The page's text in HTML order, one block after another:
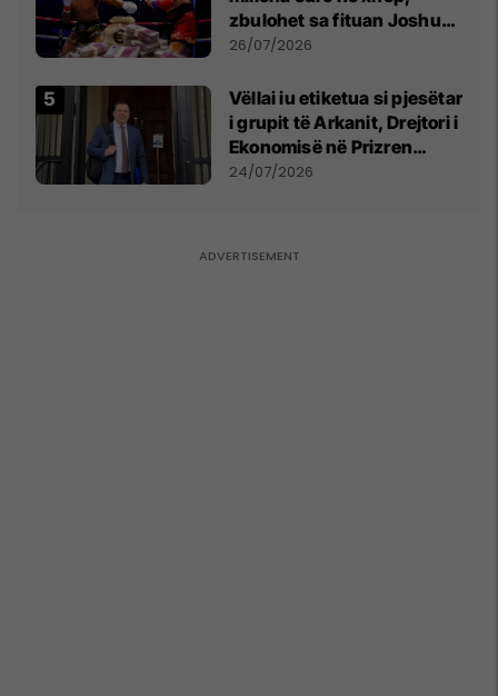
zbulohet sa fituan Joshua
e Prenga
26/07/2026
Vëllai iu etiketua si pjesëtar
i grupit të Arkanit, Drejtori i
Ekonomisë në Prizren
mohon pretendimet
24/07/2026